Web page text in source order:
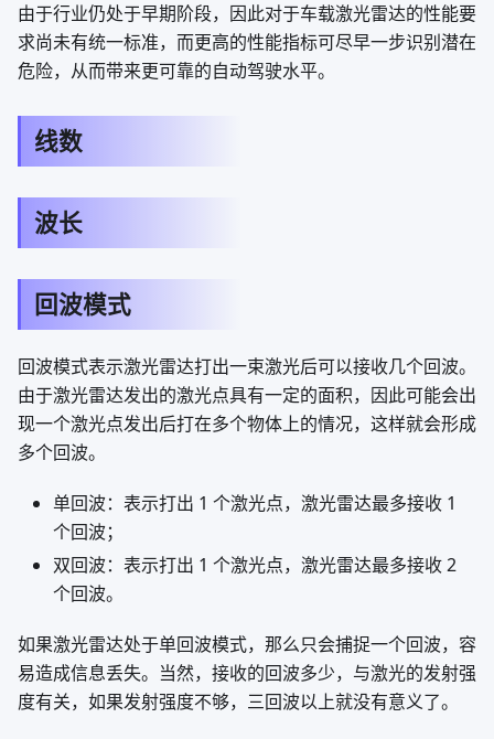
由于行业仍处于早期阶段，因此对于车载激光雷达的性能要
求尚未有统一标准，而更高的性能指标可尽早一步识别潜在
危险，从而带来更可靠的自动驾驶水平。
线数
波长
回波模式
回波模式表示激光雷达打出一束激光后可以接收几个回波。
由于激光雷达发出的激光点具有一定的面积，因此可能会出
现一个激光点发出后打在多个物体上的情况，这样就会形成
多个回波。
单回波：表示打出 1 个激光点，激光雷达最多接收 1
个回波；
双回波：表示打出 1 个激光点，激光雷达最多接收 2
个回波。
如果激光雷达处于单回波模式，那么只会捕捉一个回波，容
易造成信息丢失。当然，接收的回波多少，与激光的发射强
度有关，如果发射强度不够，三回波以上就没有意义了。